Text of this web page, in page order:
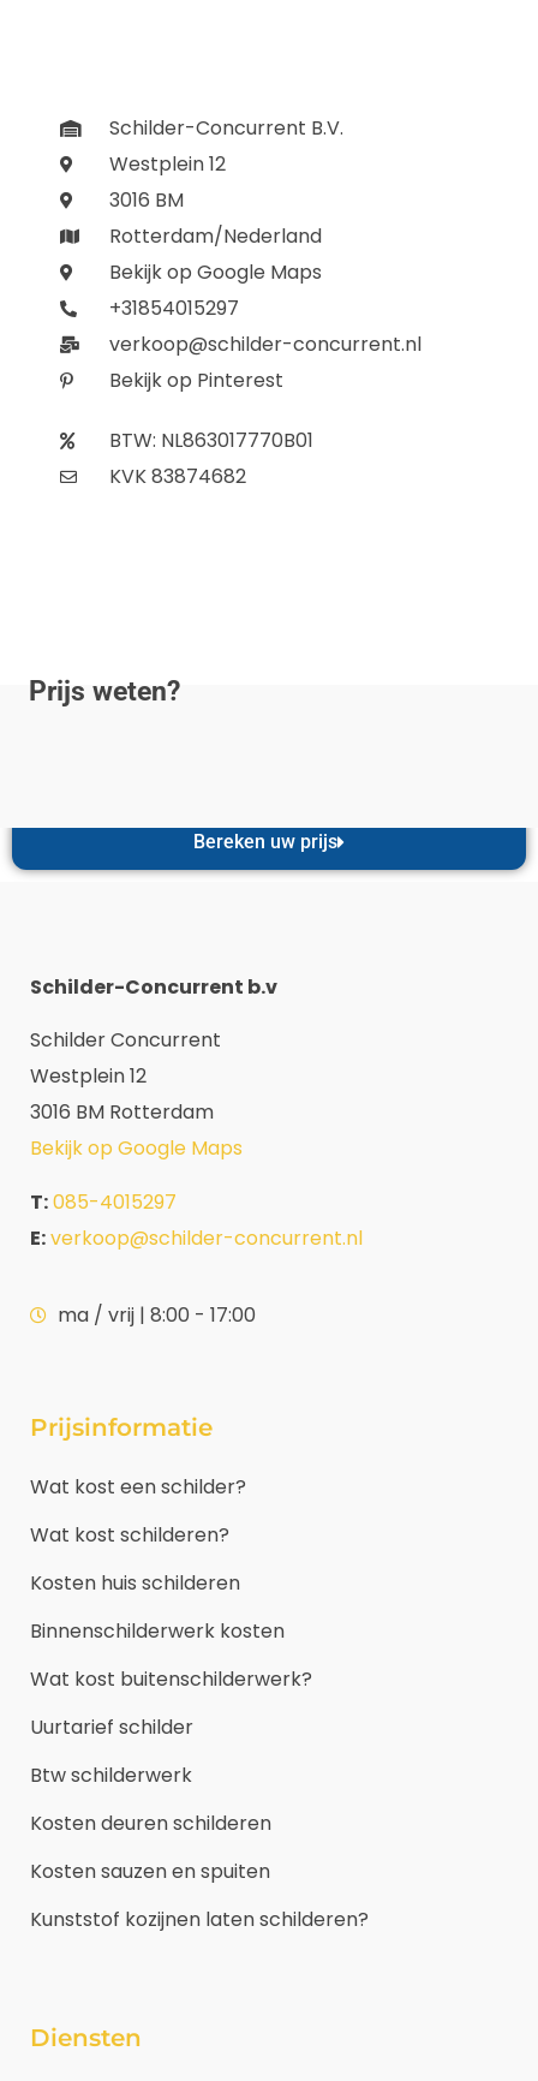
Schilder-Concurrent B.V.
Westplein 12
3016 BM
Rotterdam/Nederland
Bekijk op Google Maps
+31854015297
verkoop@schilder-concurrent.nl
Bekijk op Pinterest
BTW: NL863017770B01
KVK 83874682
Prijs weten?
Bereken uw prijs
Schilder-Concurrent b.v
Schilder Concurrent
Westplein 12
3016 BM Rotterdam
Bekijk op Google Maps
T:085-4015297
E:verkoop@schilder-concurrent.nl
ma / vrij | 8:00 - 17:00
Prijsinformatie
Wat kost een schilder?
Wat kost schilderen?
Kosten huis schilderen
Binnenschilderwerk kosten
Wat kost buitenschilderwerk?
Uurtarief schilder
Btw schilderwerk
Kosten deuren schilderen
Kosten sauzen en spuiten
Kunststof kozijnen laten schilderen?
Diensten